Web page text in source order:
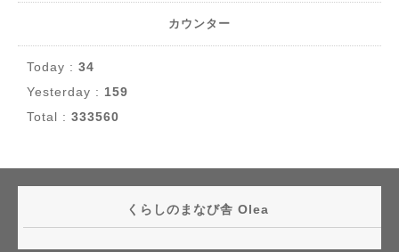
カウンター
Today : 34
Yesterday : 159
Total : 333560
くらしのまなび舎 Olea